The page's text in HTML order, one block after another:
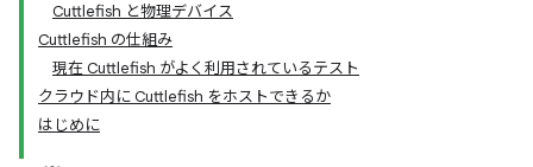
Cuttlefish と物理デバイス
Cuttlefish の仕組み
現在 Cuttlefish がよく利用されているテスト
クラウド内に Cuttlefish をホストできるか
はじめに